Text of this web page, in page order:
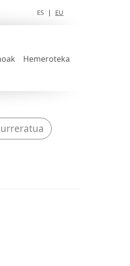
ES | EU
Hemeroteka